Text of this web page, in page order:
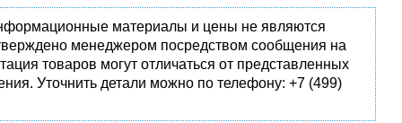
материалы и цены не являются
менеджером посредством сообщения на
товаров могут отличаться от представленных
Уточнить детали можно по телефону: +7 (499)